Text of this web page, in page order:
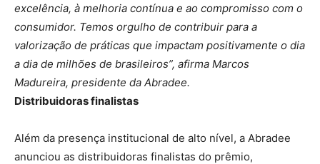
excelência, à melhoria contínua e ao compromisso com o
consumidor. Temos orgulho de contribuir para a
valorização de práticas que impactam positivamente o dia
a dia de milhões de brasileiros”, afirma Marcos
Madureira, presidente da Abradee.
Distribuidoras finalistas
Além da presença institucional de alto nível, a Abradee
anunciou as distribuidoras finalistas do prêmio,